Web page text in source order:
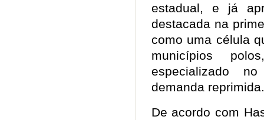
estadual, e já
destacada na
como uma célula
municípios
especializado
demanda
De acordo com